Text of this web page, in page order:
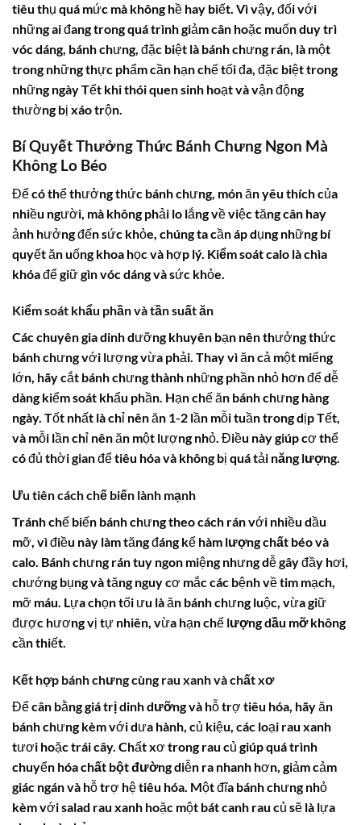
tiêu thụ quá mức mà không hề hay biết. Vì vậy, đối với
những ai đang trong quá trình giảm cân hoặc muốn duy trì
vóc dáng, bánh chưng, đặc biệt là bánh chưng rán, là một
trong những thực phẩm cần hạn chế tối đa, đặc biệt trong
những ngày Tết khi thói quen sinh hoạt và vận động
thường bị xáo trộn.
Bí Quyết Thưởng Thức Bánh Chưng Ngon Mà
Không Lo Béo
Để có thể thưởng thức bánh chưng, món ăn yêu thích của
nhiều người, mà không phải lo lắng về việc tăng cân hay
ảnh hưởng đến sức khỏe, chúng ta cần áp dụng những bí
quyết ăn uống khoa học và hợp lý. Kiểm soát calo là chìa
khóa để giữ gìn vóc dáng và sức khỏe.
Kiểm soát khẩu phần và tần suất ăn
Các chuyên gia dinh dưỡng khuyên bạn nên thưởng thức
bánh chưng với lượng vừa phải. Thay vì ăn cả một miếng
lớn, hãy cắt bánh chưng thành những phần nhỏ hơn để dễ
dàng kiểm soát khẩu phần. Hạn chế ăn bánh chưng hàng
ngày. Tốt nhất là chỉ nên ăn 1-2 lần mỗi tuần trong dịp Tết,
và mỗi lần chỉ nên ăn một lượng nhỏ. Điều này giúp cơ thể
có đủ thời gian để tiêu hóa và không bị quá tải năng lượng.
Ưu tiên cách chế biến lành mạnh
Tránh chế biến bánh chưng theo cách rán với nhiều dầu
mỡ, vì điều này làm tăng đáng kể hàm lượng chất béovà
calo. Bánh chưng rán tuy ngon miệng nhưng dễ gây đầy hơi,
chướng bụng và tăng nguy cơ mắc các bệnh về tim mạch,
mỡ máu. Lựa chọn tối ưu là ăn bánh chưng luộc, vừa giữ
được hương vị tự nhiên, vừa hạn chế lượng dầu mỡkhông
cần thiết.
Kết hợp bánh chưng cùng rau xanh và chất xơ
Để cân bằnggiá trị dinh dưỡngvà hỗ trợ tiêu hóa, hãy ăn
bánh chưng kèm với dưa hành, củ kiệu, các loại rau xanh
tươi hoặc trái cây. Chất xơ trong rau củ giúp quá trình
chuyển hóachất bột đườngdiễn ra nhanh hơn, giảm cảm
giác ngán và hỗ trợ hệ tiêu hóa. Một đĩa bánh chưng nhỏ
kèm với salad rau xanh hoặc một bát canh rau củ sẽ là lựa